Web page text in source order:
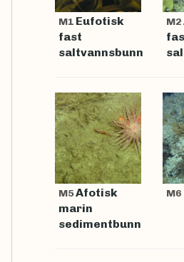
M1 Eufotisk
fast
saltvannsbunn
M2
M5Afotisk
marin
sedimentbunn
M6